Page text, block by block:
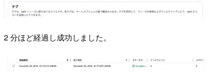
2 分ほど経過し成功しました。